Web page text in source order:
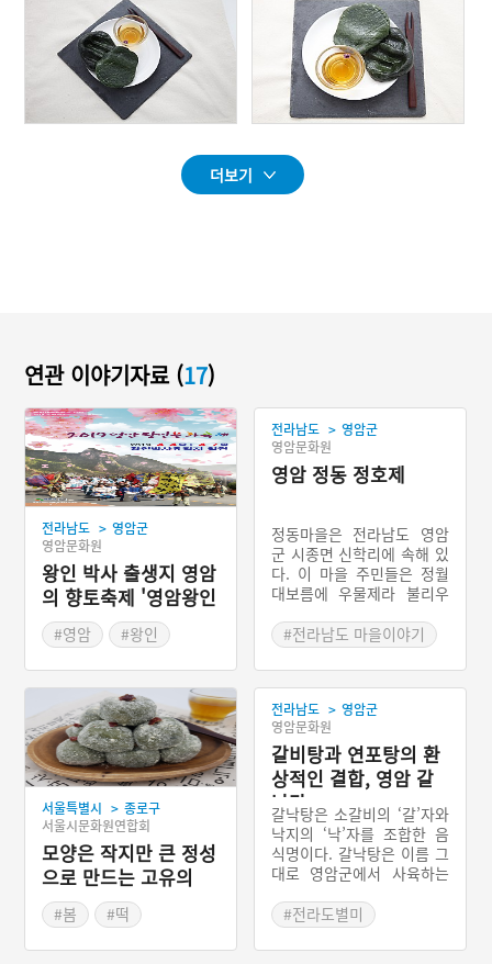
더보기
연관 이야기자료 (17)
전라남도 > 영암군
영암문화원
왕인 박사 출생지 영암
의 향토축제 '영암왕인
문화축제'
#영암
#왕인
전라남도 > 영암군
영암문화원
영암 정동 정호제
정동마을은 전라남도 영암
군 시종면 신학리에 속해 있
다. 이 마을 주민들은 정월
대보름에 우물제라 불리우
한 해 동안 마을의 풍년과
풍어를 바라는 마음에서 이
러한 의례를 행한다. 특이한
것은 정동마을은 본래부터
샘몰이라는 명칭을 지니고
있었다는 점이다.정동마을
의 정호제의 핵심적인 내용
은 당산을 찾아 굿을 한 다
음 마을의 샘에서 샘굿을 하
는 것이다.정호제에 쓰이는
제물은 흰설기떡을 비롯해
술, 과일, 포 등이다. 전체적
인 제의는 유교식으로 진행
된다. 정호제가 샘과 관련되
어 있는 관계로 이 물을 마
시는 마을주민들 모두가 무
병장수하기를 기원한다.
#전라남도 마을이야기
서울특별시 > 종로구
서울시문화원연합회
모양은 작지만 큰 정성
으로 만드는 고유의
떡, 쑥구리단자
#봄
#떡
전라남도 > 영암군
영암문화원
갈비탕과 연포탕의 환
상적인 결합, 영암 갈
낙탕
갈낙탕은 소갈비의 ‘갈’자와
낙지의 ‘낙’자를 조합한 음
식명이다. 갈낙탕은 이름 그
대로 영암군에서 사육하는
천리 앞바다에서 잡은 뻘낙
지를 한데 끓여낸 전라남도
영암군의 대표적인 향토음
#전라도별미